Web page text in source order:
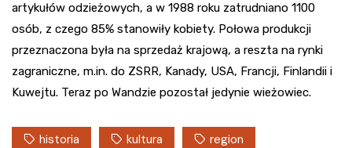
artykułów odzieżowych, a w 1988 roku zatrudniano 1100
osób, z czego 85% stanowiły kobiety. Połowa produkcji
przeznaczona była na sprzedaż krajową, a reszta na rynki
zagraniczne, m.in. do ZSRR, Kanady, USA, Francji, Finlandii i
Kuwejtu. Teraz po Wandzie pozostał jedynie wieżowiec.
historia kultura region